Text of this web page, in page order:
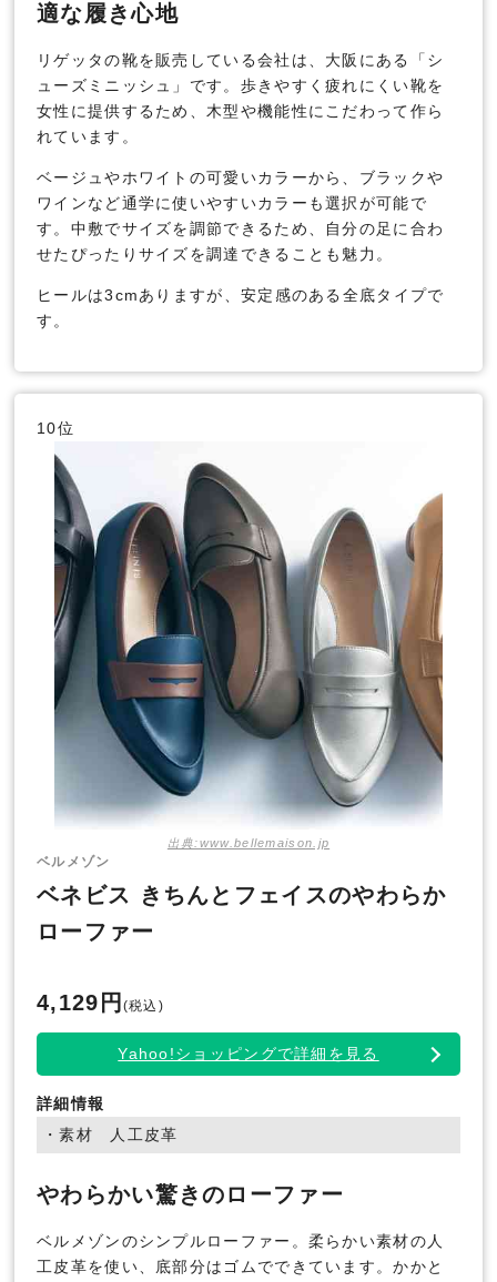
適な履き心地
リゲッタの靴を販売している会社は、大阪にある「シ
ューズミニッシュ」です。歩きやすく疲れにくい靴を
女性に提供するため、木型や機能性にこだわって作ら
れています。
ベージュやホワイトの可愛いカラーから、ブラックや
ワインなど通学に使いやすいカラーも選択が可能で
す。中敷でサイズを調節できるため、自分の足に合わ
せたぴったりサイズを調達できることも魅力。
ヒールは3cmありますが、安定感のある全底タイプで
す。
10位
出典:www.bellemaison.jp
ベルメゾン
ベネビス きちんとフェイスのやわらか
ローファー
4,129円 (税込)
Yahoo!ショッピングで詳細を見る
詳細情報
・素材 人工皮革
やわらかい驚きのローファー
ベルメゾンのシンプルローファー。柔らかい素材の人
工皮革を使い、底部分はゴムでできています。かかと